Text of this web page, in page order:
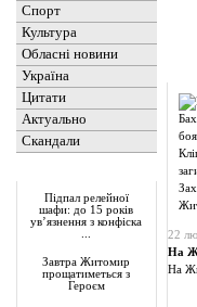
Спорт
Культура
Обласні новини
Україна
Цитати
Актуально
Скандали
Підпал релейної
шафи: до 15 років
ув’язнення з конфіска
Завтра Житомир
прощатиметься з
Героєм
22
На
На